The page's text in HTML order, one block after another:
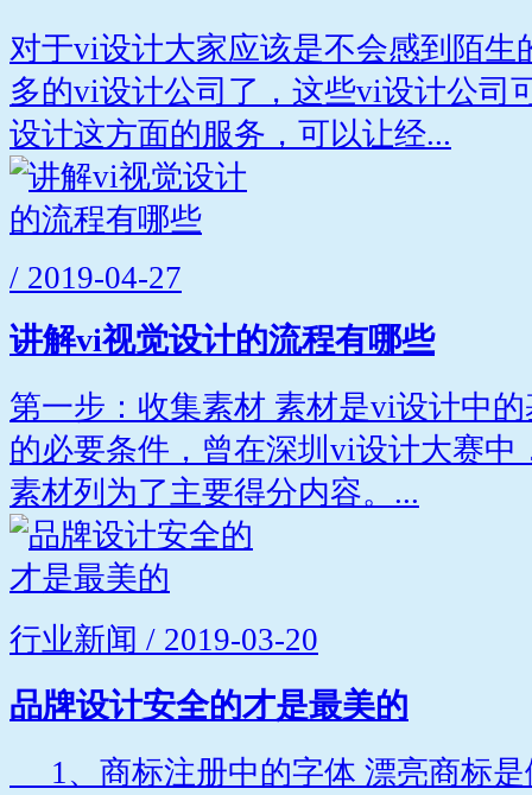
对于vi设计大家应该是不会感到陌生
多的vi设计公司了，这些vi设计公司
设计这方面的服务，可以让经...
/ 2019-04-27
讲解vi视觉设计的流程有哪些
第一步：收集素材 素材是vi设计中
的必要条件，曾在深圳vi设计大赛
素材列为了主要得分内容。...
行业新闻 / 2019-03-20
品牌设计安全的才是最美的
1、商标注册中的字体 漂亮商标是